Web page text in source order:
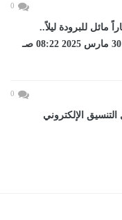
0
مائل للبرودة ليلاً..
والعظمى فى القاهرة...اليوم الأحد، 30 مارس 2025 08:22 صـ
0
الإلكتروني